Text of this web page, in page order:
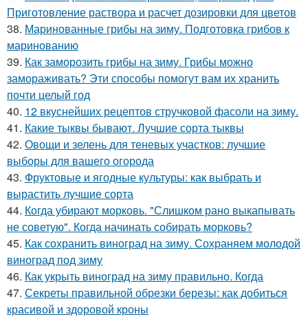
Приготовление раствора и расчет дозировки для цветов
38. Маринованные грибы на зиму. Подготовка грибов к
маринованию
39. Как заморозить грибы на зиму. Грибы можно
замораживать? Эти способы помогут вам их хранить
почти целый год
40. 12 вкуснейших рецептов стручковой фасоли на зиму.
41. Какие тыквы бывают. Лучшие сорта тыквы
42. Овощи и зелень для теневых участков: лучшие
выборы для вашего огорода
43. Фруктовые и ягодные культуры: как выбрать и
вырастить лучшие сорта
44. Когда убирают морковь. "Слишком рано выкапывать
не советую". Когда начинать собирать морковь?
45. Как сохранить виноград на зиму. Сохраняем молодой
виноград под зиму
46. Как укрыть виноград на зиму правильно. Когда
47. Секреты правильной обрезки березы: как добиться
красивой и здоровой кроны